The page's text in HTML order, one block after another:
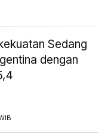
Sedang
dengan